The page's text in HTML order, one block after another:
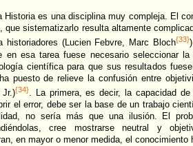
Historia es una disciplina muy compleja. El
que sistematizarlo resulta altamente
historiadores (Lucien Febvre, Marc Bloch{33}
en esa tarea fuese necesario seleccionar
científica para que sus resultados
puesto de relieve la confusión entre
Jr.){34}. La primera, es decir, la capacidad
el error, debe ser la base de un trabajo
no sería más que una ilusión. El
cree mostrarse neutral y
en mayor o menor medida, el conocimiento